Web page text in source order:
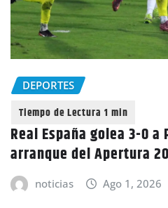
DEPORTES
Real España golea 3-0
arranque del Apertura
noticias Ago 1, 2026